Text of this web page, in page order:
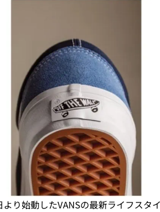
り始動したVANSの最新ライフスタ